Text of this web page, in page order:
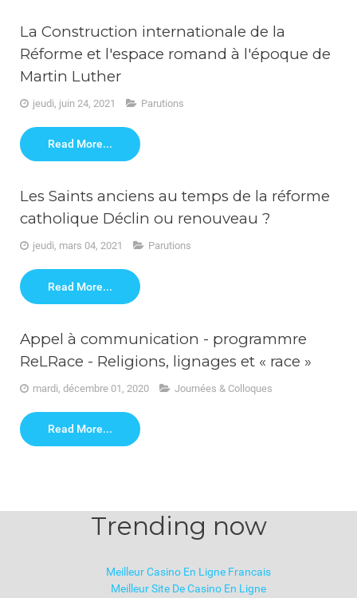
La Construction internationale de la
Réforme et l'espace romand à l'époque de
Martin Luther
jeudi, juin 24, 2021 Parutions
Read More...
Les Saints anciens au temps de la réforme
catholique Déclin ou renouveau ?
jeudi, mars 04, 2021 Parutions
Read More...
Appel à communication - programmre
ReLRace - Religions, lignages et « race »
mardi, décembre 01, 2020 Journées & Colloques
Read More...
Trending now
Meilleur Casino En Ligne Francais
Meilleur Site De Casino En Ligne